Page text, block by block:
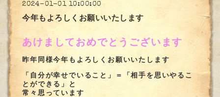
2024-01-01 10:00:00
今年もよろしくお願いいたします
あけましておめでとうございます
昨年同様今年もよろしくお願いいたします
「自分が幸せでいること」＝「相手を思いやるこ
とができる」と
常々思っています